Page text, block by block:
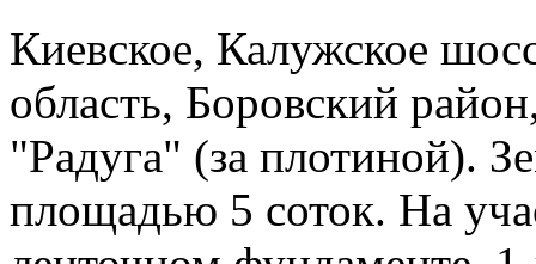
Киевское, Калужское
область, Боровский
"Радуга" (за плотиной).
площадью 5 соток. На